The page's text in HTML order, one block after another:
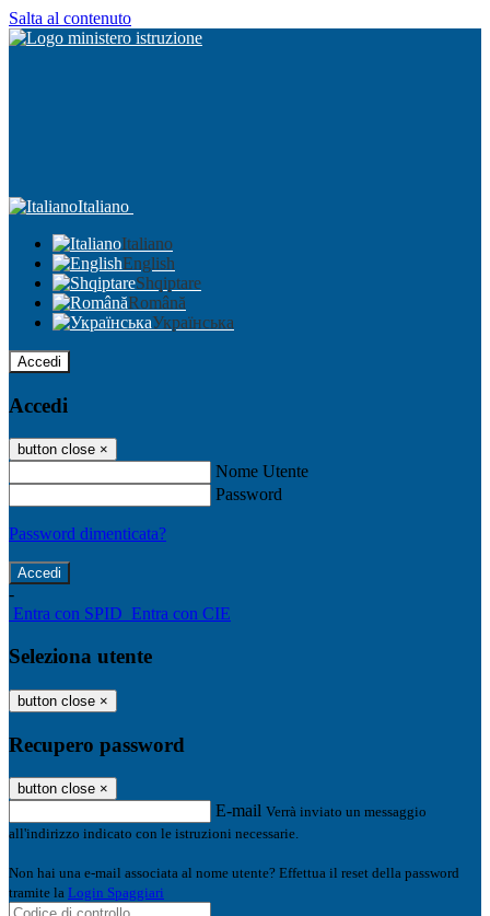
Salta al contenuto
Italiano
Italiano
English
Shqiptare
Română
Українська
Accedi
Accedi
button close ×
Nome Utente
Password
Password dimenticata?
-
Entra con SPID Entra con CIE
Seleziona utente
button close ×
Recupero password
button close ×
E-mail Verrà inviato un messaggio
all'indirizzo indicato con le istruzioni necessarie.
Non hai una e-mail associata al nome utente? Effettua il reset della password
tramite la Login Spaggiari